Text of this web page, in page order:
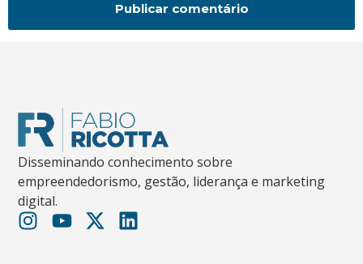
Disseminando conhecimento sobre
empreendedorismo, gestão, liderança e marketing
digital.